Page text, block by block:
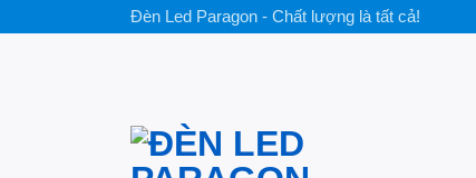
Đèn Led Paragon - Chất lượng là tất cả!